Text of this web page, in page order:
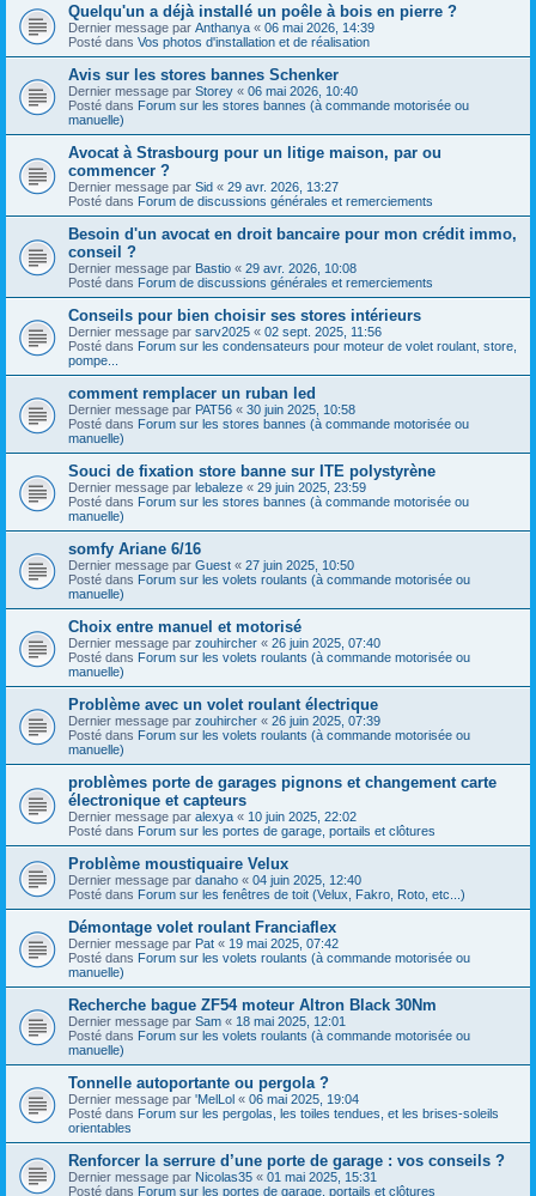
Quelqu'un a déjà installé un poêle à bois en pierre ?
Dernier message par Anthanya « 06 mai 2026, 14:39
Posté dans Vos photos d'installation et de réalisation
Avis sur les stores bannes Schenker
Dernier message par Storey « 06 mai 2026, 10:40
Posté dans Forum sur les stores bannes (à commande motorisée ou
manuelle)
Avocat à Strasbourg pour un litige maison, par ou
commencer ?
Dernier message par Sid « 29 avr. 2026, 13:27
Posté dans Forum de discussions générales et remerciements
Besoin d'un avocat en droit bancaire pour mon crédit immo,
conseil ?
Dernier message par Bastio « 29 avr. 2026, 10:08
Posté dans Forum de discussions générales et remerciements
Conseils pour bien choisir ses stores intérieurs
Dernier message par sarv2025 « 02 sept. 2025, 11:56
Posté dans Forum sur les condensateurs pour moteur de volet roulant, store,
pompe...
comment remplacer un ruban led
Dernier message par PAT56 « 30 juin 2025, 10:58
Posté dans Forum sur les stores bannes (à commande motorisée ou
manuelle)
Souci de fixation store banne sur ITE polystyrène
Dernier message par lebaleze « 29 juin 2025, 23:59
Posté dans Forum sur les stores bannes (à commande motorisée ou
manuelle)
somfy Ariane 6/16
Dernier message par Guest « 27 juin 2025, 10:50
Posté dans Forum sur les volets roulants (à commande motorisée ou
manuelle)
Choix entre manuel et motorisé
Dernier message par zouhircher « 26 juin 2025, 07:40
Posté dans Forum sur les volets roulants (à commande motorisée ou
manuelle)
Problème avec un volet roulant électrique
Dernier message par zouhircher « 26 juin 2025, 07:39
Posté dans Forum sur les volets roulants (à commande motorisée ou
manuelle)
problèmes porte de garages pignons et changement carte
électronique et capteurs
Dernier message par alexya « 10 juin 2025, 22:02
Posté dans Forum sur les portes de garage, portails et clôtures
Problème moustiquaire Velux
Dernier message par danaho « 04 juin 2025, 12:40
Posté dans Forum sur les fenêtres de toit (Velux, Fakro, Roto, etc...)
Démontage volet roulant Franciaflex
Dernier message par Pat « 19 mai 2025, 07:42
Posté dans Forum sur les volets roulants (à commande motorisée ou
manuelle)
Recherche bague ZF54 moteur Altron Black 30Nm
Dernier message par Sam « 18 mai 2025, 12:01
Posté dans Forum sur les volets roulants (à commande motorisée ou
manuelle)
Tonnelle autoportante ou pergola ?
Dernier message par 'MelLol « 06 mai 2025, 19:04
Posté dans Forum sur les pergolas, les toiles tendues, et les brises-soleils
orientables
Renforcer la serrure d’une porte de garage : vos conseils ?
Dernier message par Nicolas35 « 01 mai 2025, 15:31
Posté dans Forum sur les portes de garage, portails et clôtures